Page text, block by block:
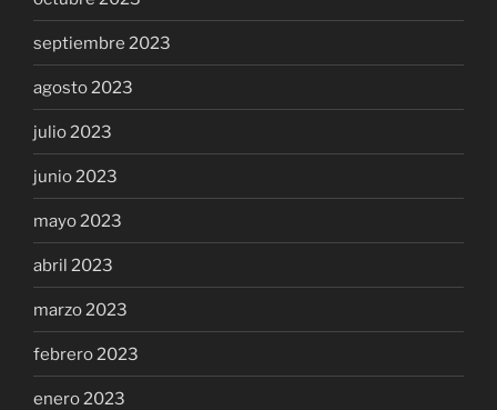
septiembre 2023
agosto 2023
julio 2023
junio 2023
mayo 2023
abril 2023
marzo 2023
febrero 2023
enero 2023